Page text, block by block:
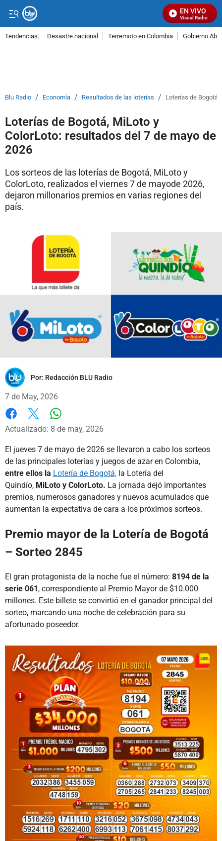
EN VIVO
Señal Visual Radio
Tendencias: Desastre nacional Terremoto en Colombia Gobierno
Blu Radio / Economía / Resultados de las loterías / Loterías de Bogotá,
Loterías de Bogotá, MiLoto y
ColorLoto: resultados del 7 de mayo de
2026
Los sorteos de las loterías de Bogotá, MiLoto y
ColorLoto, realizados el viernes 7 de mayode 2026,
dejaron millonarios premios en varias regiones del
país.
Por: Redacción BLU Radio
7 de May, 2026
Facebook
X
Actualizado: 8 de may, 2026
El jueves 7 de mayo de 2026 se llevaron a cabo los sorteos
de las principales loterías y juegos de azar en Colombia,
entre ellos la Lotería de Bogotá, la Lotería del
Quindío, MiLoto y ColorLoto. La jornada dejó importantes
premios, numerosos ganadores y nuevos acumulados que
aumentan la expectativa de cara a los próximos sorteos.
Premio mayor de la Lotería de Bogotá
– Sorteo 2845
El gran protagonista de la noche fue el número: 8194 de la
serie 061, correspondiente al Premio Mayor de $10.000
millones. Este billete se convirtió en el ganador principal del
sorteo, marcando una noche de celebración para su
afortunado poseedor.